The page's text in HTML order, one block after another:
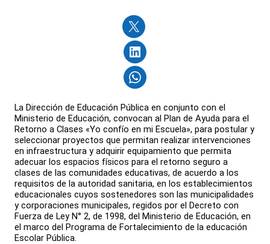
La Dirección de Educación Pública en conjunto con el
Ministerio de Educación, convocan al Plan de Ayuda para el
Retorno a Clases «Yo confío en mi Escuela», para postular y
seleccionar proyectos que permitan realizar intervenciones
en infraestructura y adquirir equipamiento que permita
adecuar los espacios físicos para el retorno seguro a
clases de las comunidades educativas, de acuerdo a los
requisitos de la autoridad sanitaria, en los establecimientos
educacionales cuyos sostenedores son las municipalidades
y corporaciones municipales, regidos por el Decreto con
Fuerza de Ley N° 2, de 1998, del Ministerio de Educación, en
el marco del Programa de Fortalecimiento de la educación
Escolar Pública.